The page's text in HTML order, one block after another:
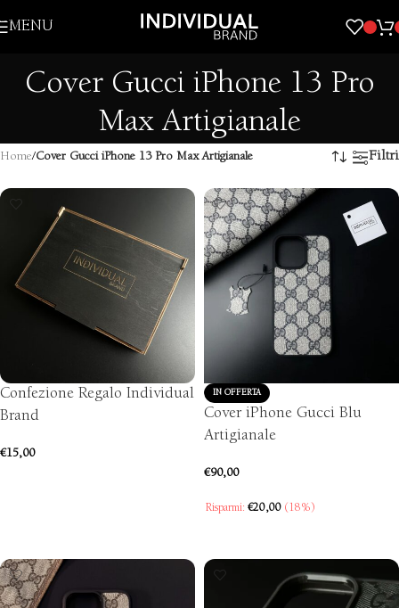
Skip to navigation
MENU
Cover Gucci iPhone 13 Pro
Max Artigianale
Home/Cover Gucci iPhone 13 Pro Max Artigianale Filtri
Confezione Regalo Individual
Brand
€15,00
IN OFFERTA
Cover iPhone Gucci Blu
Artigianale
€90,00
Risparmi: €20,00 (18%)